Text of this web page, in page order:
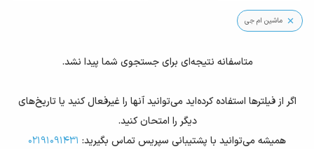
ماشین ام جی
متاسفانه نتیجه‌ای برای جستجوی شما پیدا نشد.
اگر از فیلترها استفاده کرده‌اید می‌توانید آنها را غیرفعال کنید یا تاریخ‌های
دیگر را امتحان کنید.
همیشه می‌توانید با پشتیبانی سپریس تماس بگیرید: